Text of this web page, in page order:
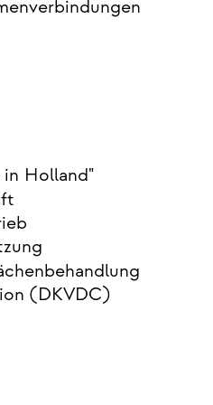
in Holland"
(DKVDC)